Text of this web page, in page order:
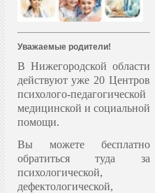
Уважаемые родители!
В Нижегородской области
действуют уже 20 Центров
психолого-педагогической
медицинской и социальной
помощи.
Вы можете бесплатно
обратиться туда за
психологической,
дефектологической,